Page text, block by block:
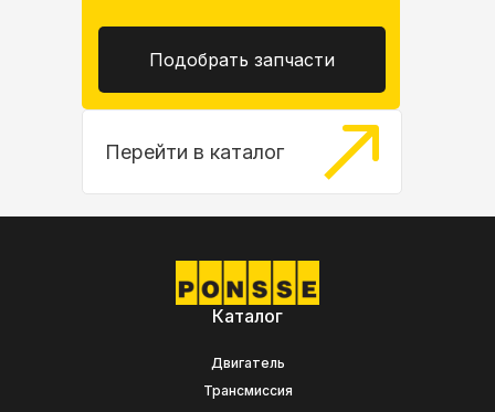
Подобрать запчасти
Перейти в каталог
Каталог
Двигатель
Трансмиссия